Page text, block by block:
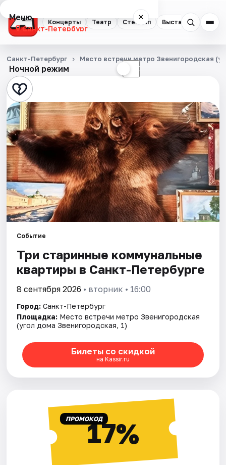
Концерты Театр Стендап Выставки
Меню ×
Санкт-Петербург
Концерты
Театр
Стендап
Выставки
Квесты
Экскурсии
Спорт
События
Города
Площадки
Рейтинги
Ночной режим ☾
Санкт-Петербург Место встречи метро Звенигородская
Событие
Три старинные коммунальные
квартиры в Санкт-Петербурге
8 сентября 2026 • вторник • 16:00
Город: Санкт-Петербург
Площадка: Место встречи метро Звенигородская
(угол дома Звенигородская, 1)
Билеты со скидкой
на Kassir.ru
ПРОМОКОД17%